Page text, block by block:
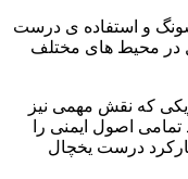
و استفاده ی درست
در محیط های مختلف
که نقش مهمی نیز
تمامی اصول ایمنی را
درست یخچال